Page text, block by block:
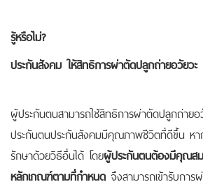
รู้หรือไม่?
ประกันสังคม ให้สิทธิการผ่าตัดปลูกถ่ายอวัยวะ
ผู้ประกันตนสามารถใช้สิทธิการผ่าตัดปลูกถ่าย
ประกันตนประกันสังคมมีคุณภาพชีวิตที่ดีขึ้น หา
รักษาด้วยวิธีอื่นได้ โดยผู้ประกันตนต้องมีคุณส
หลักเกณฑ์ตามที่กำหนด จึงสามารถเข้ารับกา